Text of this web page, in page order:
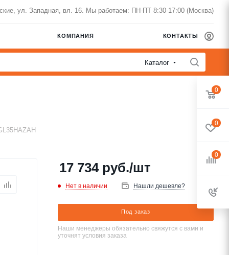
ул. Западная, вл. 16. Мы работаем: ПН-ПТ 8:30-17:00 (Москва)
КОМПАНИЯ КОНТАКТЫ
Каталог
17 734руб./шт
Нет в наличии Нашли дешевле?
Под заказ
Наши менеджеры обязательно свяжутся с вами и
уточнят условия заказа
0
0
0